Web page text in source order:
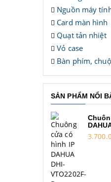
Nguồn máy
Card màn hình
Quạt tản nhiệt
Vỏ case
Bàn phím,
SẢN PHẨM NỔI